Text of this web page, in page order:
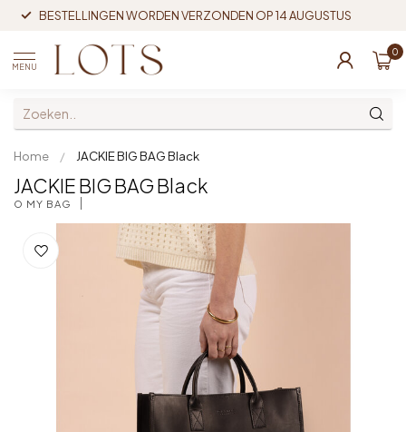
BESTELLINGEN WORDEN VERZONDEN OP 14 AUGUSTUS
MENU
0
Home / JACKIE BIG BAG Black
JACKIE BIG BAG Black
O MY BAG